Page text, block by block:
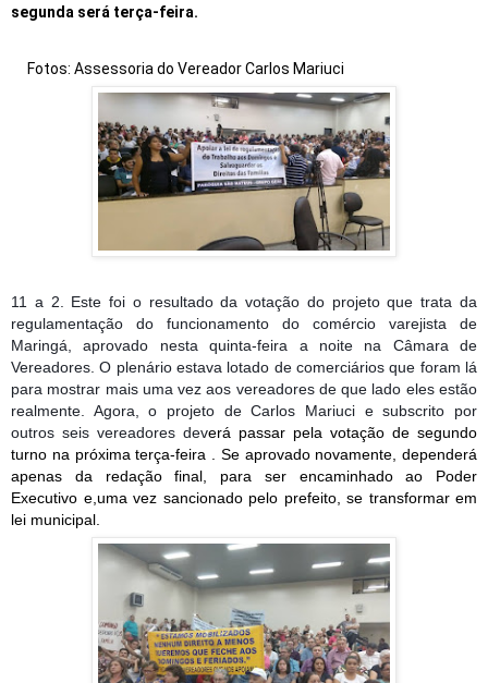
segunda será terça-feira.
Fotos: Assessoria do Vereador Carlos Mariuci
11 a 2. Este foi o resultado da votação do projeto que trata da
regulamentação do funcionamento do comércio varejista de
Maringá, aprovado nesta quinta-feira a noite na Câmara de
Vereadores. O plenário estava lotado de comerciários que foram lá
para mostrar mais uma vez aos vereadores de que lado eles estão
realmente. Agora, o projeto de Carlos Mariuci e subscrito por
outros seis vereadores deverá passar pela votação de segundo
turno na próxima terça-feira . Se aprovado novamente, dependerá
apenas da redação final, para ser encaminhado ao Poder
Executivo e,uma vez sancionado pelo prefeito, se transformar em
lei municipal.